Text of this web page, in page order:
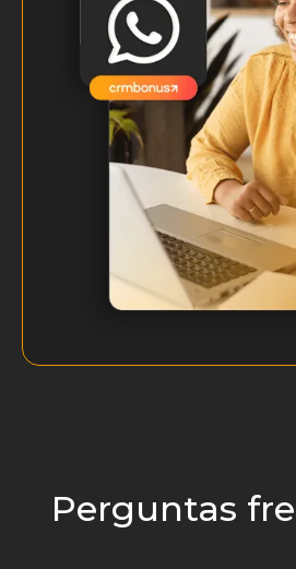
Perguntas